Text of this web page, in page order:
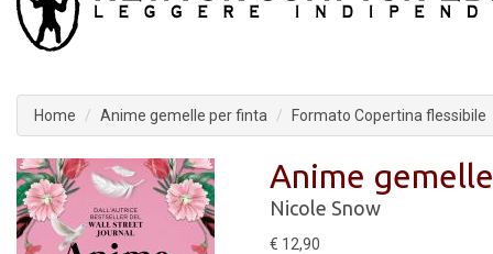
Home Anime gemelle per finta Formato Copertina flessibile
Anime
Nicole Snow
€ 12,90